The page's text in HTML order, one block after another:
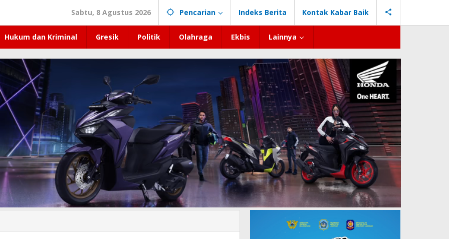
Sabtu, 8 Agustus 2026 Pencarian Indeks Berita Kontak Kabar Baik
Hukum dan Kriminal Gresik Politik Olahraga Ekbis Lainnya